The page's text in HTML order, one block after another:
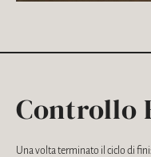
Controllo
Una volta terminato il ciclo di